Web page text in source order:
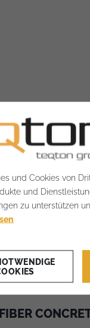
UND
bietet eine
Das
für
und Cookies von
und
zu unterstützen